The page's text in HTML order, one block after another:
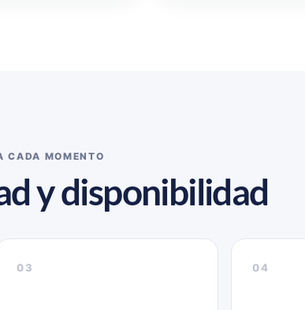
CADA MOMENTO
y disponibilidad
03 04